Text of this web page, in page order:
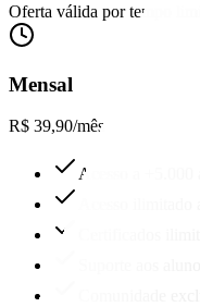
Oferta válida por tempo
Mensal
R$ 39,90/mês
Acesso a +5.000
Acesso ilimitado
Certificados
Comunidade